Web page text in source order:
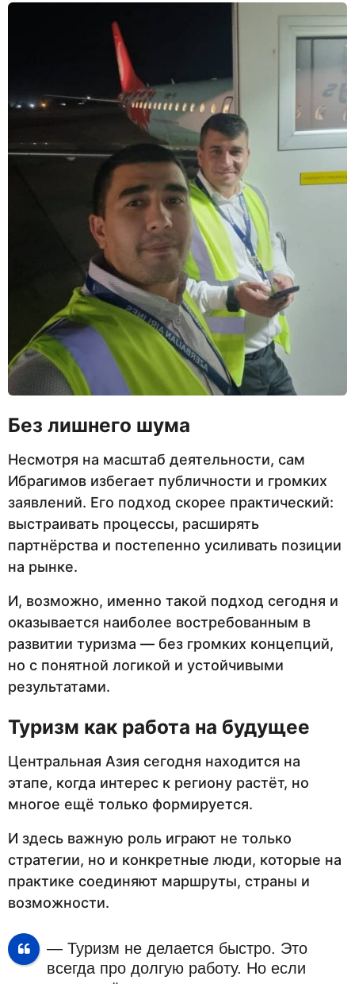
Без лишнего шума
Несмотря на масштаб деятельности, сам
Ибрагимов избегает публичности и громких
заявлений. Его подход скорее практический:
выстраивать процессы, расширять
партнёрства и постепенно усиливать позиции
на рынке.
И, возможно, именно такой подход сегодня и
оказывается наиболее востребованным в
развитии туризма — без громких концепций,
но с понятной логикой и устойчивыми
результатами.
Туризм как работа на будущее
Центральная Азия сегодня находится на
этапе, когда интерес к региону растёт, но
многое ещё только формируется.
И здесь важную роль играют не только
стратегии, но и конкретные люди, которые на
практике соединяют маршруты, страны и
возможности.
— Туризм не делается быстро. Это
всегда про долгую работу. Но если